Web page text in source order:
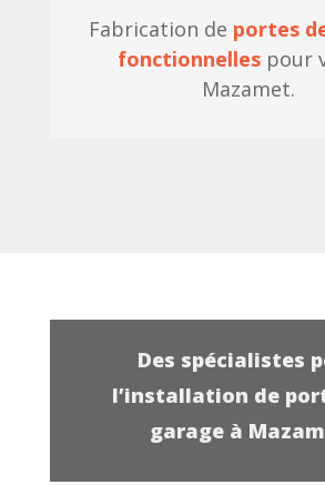
Fabrication de portes
fonctionnellespour
Mazamet.
Des spécialistes
l’installation de
garage à